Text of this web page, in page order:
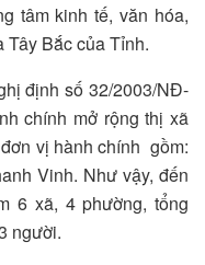
tâm kinh tế, văn hóa,
Tây Bắc của Tỉnh.
định số 32/2003/NĐ-
chính mở rộng thị xã
vị hành chính gồm:
Vinh. Như vậy, đến
6 xã, 4 phường, tổng
người.